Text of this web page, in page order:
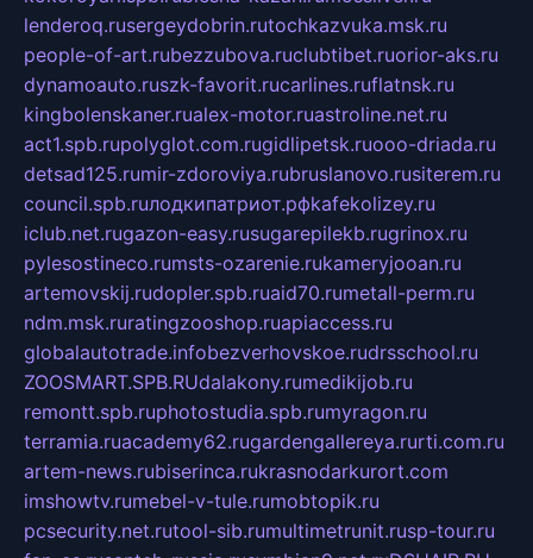
lenderoq.rusergeydobrin.rutochkazvuka.msk.ru
people-of-art.rubezzubova.ruclubtibet.ruorior-aks.ru
dynamoauto.ruszk-favorit.rucarlines.ruflatnsk.ru
kingbolenskaner.rualex-motor.ruastroline.net.ru
act1.spb.rupolyglot.com.rugidlipetsk.ruooo-driada.ru
detsad125.rumir-zdoroviya.rubruslanovo.rusiterem.ru
council.spb.ruлодкипатриот.рфkafekolizey.ru
iclub.net.rugazon-easy.rusugarepilekb.rugrinox.ru
pylesostineco.rumsts-ozarenie.rukameryjooan.ru
artemovskij.rudopler.spb.ruaid70.rumetall-perm.ru
ndm.msk.ruratingzooshop.ruapiaccess.ru
globalautotrade.infobezverhovskoe.rudrsschool.ru
ZOOSMART.SPB.RUdalakony.rumedikijob.ru
remontt.spb.ruphotostudia.spb.rumyragon.ru
terramia.ruacademy62.rugardengallereya.rurti.com.ru
artem-news.rubiserinca.rukrasnodarkurort.com
imshowtv.rumebel-v-tule.rumobtopik.ru
pcsecurity.net.rutool-sib.rumultimetrunit.rusp-tour.ru